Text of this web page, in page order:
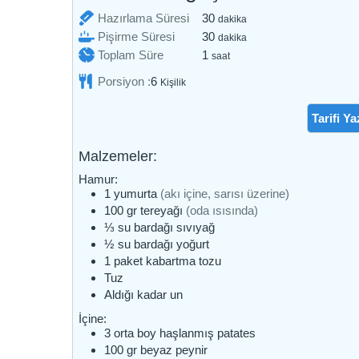
Hazırlama Süresi 30dakika
dakika
Pişirme Süresi 30dakika
dakika
Toplam Süre 1 saat
saat
Porsiyon :6 Kişilik
Tarifi
Malzemeler:
Hamur:
1 yumurta (akı içine, sarısı üzerine)
100 gr tereyağı (oda ısısında)
⅓ su bardağı sıvıyağ
½ su bardağı yoğurt
1 paket kabartma tozu
Tuz
Aldığı kadar un
İçine:
3 orta boy haşlanmış patates
100 gr beyaz peynir